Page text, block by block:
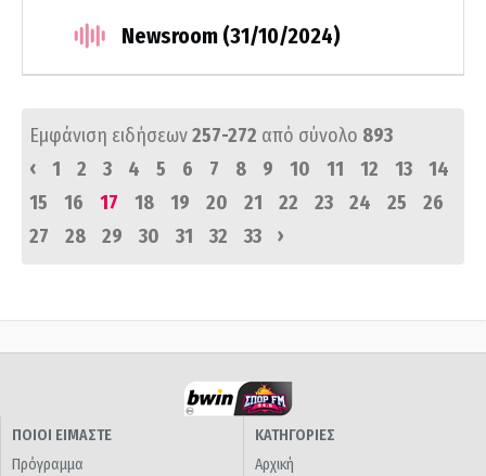
Newsroom (31/10/2024)
Εμφάνιση ειδήσεων257-272 από σύνολο 893
‹
1 2 3 4 5 6 7 8 9 10 11 12 13
14
15
16 17 18 19 20 21 22 23 24 25
26
27
28 29 30 31 32 33 ›
ΠΟΙΟΙ ΕΙΜΑΣΤΕ
Πρόγραμμα
ΚΑΤΗΓΟΡΙΕΣ
Αρχική